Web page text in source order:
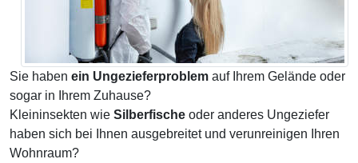
Sie haben ein Ungezieferproblem auf Ihrem Gelände oder
sogar in Ihrem Zuhause?
Kleininsekten wie Silberfische oder anderes Ungeziefer
haben sich bei Ihnen ausgebreitet und verunreinigen Ihren
Wohnraum?